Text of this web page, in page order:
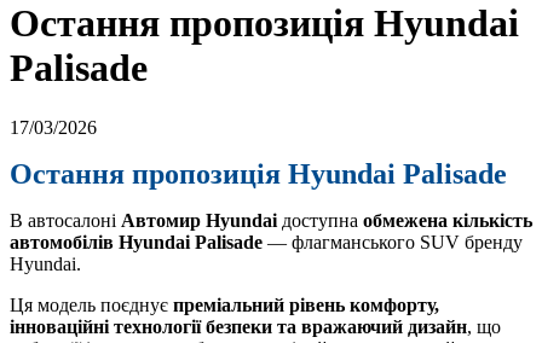
Остання пропозиція Hyundai
Palisade
17/03/2026
Остання пропозиція Hyundai Palisade
В автосалоні Автомир Hyundai доступна обмежена кількість
автомобілів Hyundai Palisade — флагманського SUV бренду
Hyundai.
Ця модель поєднує преміальний рівень комфорту,
інноваційні технології безпеки та вражаючий дизайн, що